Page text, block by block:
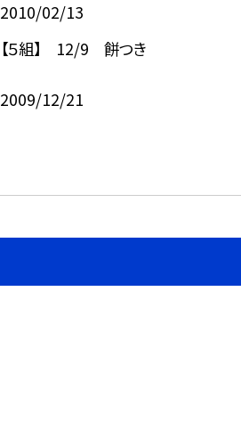
2010/02/13
【５組】 12/9 餅つき
2009/12/21